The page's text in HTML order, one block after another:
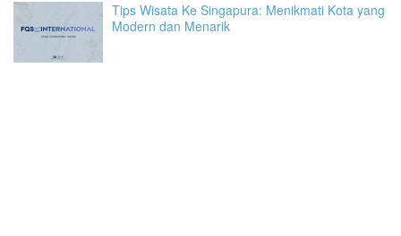
Tips Wisata Ke Singapura: Menikmati Kota yang
Modern dan Menarik